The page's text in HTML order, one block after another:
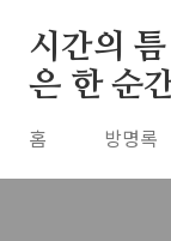
시간의
은 한 순
홈 방명록